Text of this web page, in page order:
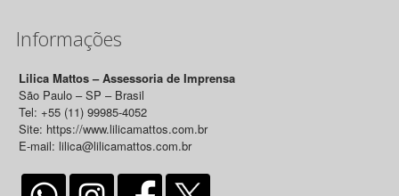
Informações
Lilica Mattos – Assessoria de Imprensa
São Paulo – SP – Brasil
Tel: +55 (11) 99985-4052
Site: https://www.lilicamattos.com.br
E-mail: lilica@lilicamattos.com.br